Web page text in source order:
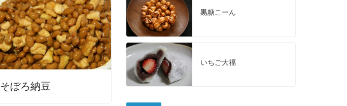
そぼろ納豆
黒糖こーん
いちご大福